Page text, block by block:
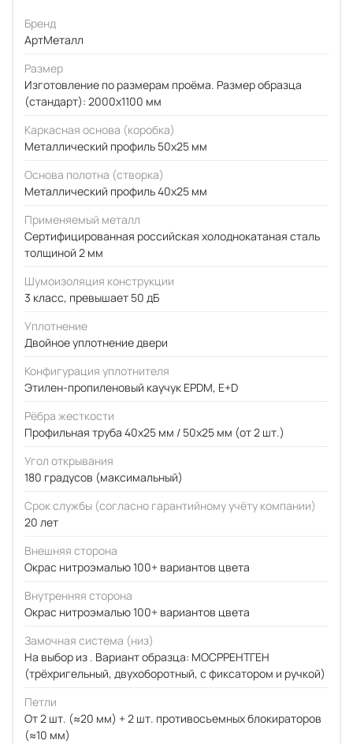
Бренд
АртМеталл
Размер
Изготовление по размерам проёма. Размер образца
(стандарт): 2000x1100 мм
Каркасная основа (коробка)
Металлический профиль 50x25 мм
Основа полотна (створка)
Металлический профиль 40x25 мм
Применяемый металл
Сертифицированная российская холоднокатаная сталь
толщиной 2 мм
Шумоизоляция конструкции
3 класс, превышает 50 дБ
Уплотнение
Двойное уплотнение двери
Конфигурация уплотнителя
Этилен-пропиленовый каучук EPDM, E+D
Рёбра жесткости
Профильная труба 40х25 мм / 50x25 мм (от 2 шт.)
Угол открывания
180 градусов (максимальный)
Срок службы (согласно гарантийному учёту компании)
20 лет
Внешняя сторона
Окрас нитроэмалью 100+ вариантов цвета
Внутренняя сторона
Окрас нитроэмалью 100+ вариантов цвета
Замочная система (низ)
На выбор из . Вариант образца: МОСРРЕНТГЕН
(трёхригельный, двухоборотный, с фиксатором и ручкой)
Петли
От 2 шт. (≈20 мм) + 2 шт. противосъемных блокираторов
(≈10 мм)